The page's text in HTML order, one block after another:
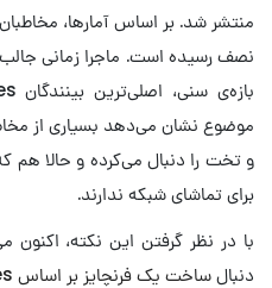
نصف رسیده است. ماجرا زمانی
موضوع نشان می‌دهد بسیاری از
و تخت را دنبال می‌کرده و حالا هم
برای تماشای شبکه ندارند.
دنبالساخت یک فرنچایز بر اساس Game of Thrones هستند